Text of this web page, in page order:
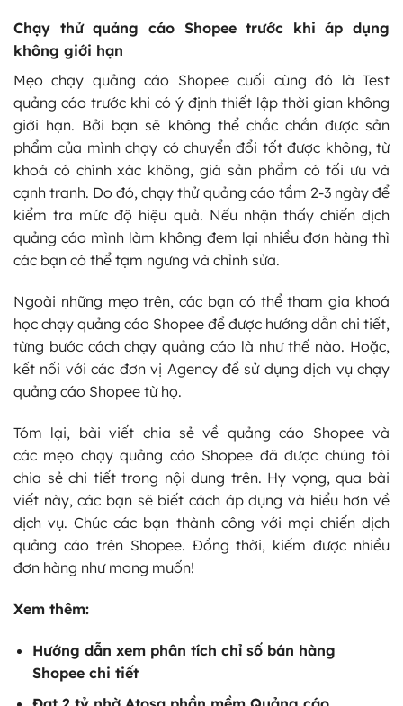
Chạy thử quảng cáo Shopee trước khi áp dụng
không giới hạn
Mẹo chạy quảng cáo Shopee cuối cùng đó là Test
quảng cáo trước khi có ý định thiết lập thời gian không
giới hạn. Bởi bạn sẽ không thể chắc chắn được sản
phẩm của mình chạy có chuyển đổi tốt được không, từ
khoá có chính xác không, giá sản phẩm có tối ưu và
cạnh tranh. Do đó, chạy thử quảng cáo tầm 2-3 ngày để
kiểm tra mức độ hiệu quả. Nếu nhận thấy chiến dịch
quảng cáo mình làm không đem lại nhiều đơn hàng thì
các bạn có thể tạm ngưng và chỉnh sửa.
Ngoài những mẹo trên, các bạn có thể tham gia khoá
học chạy quảng cáo Shopee để được hướng dẫn chi tiết,
từng bước cách chạy quảng cáo là như thế nào. Hoặc,
kết nối với các đơn vị Agency để sử dụng dịch vụ chạy
quảng cáo Shopee từ họ.
Tóm lại, bài viết chia sẻ về quảng cáo Shopee và
các mẹo chạy quảng cáo Shopee đã được chúng tôi
chia sẻ chi tiết trong nội dung trên. Hy vọng, qua bài
viết này, các bạn sẽ biết cách áp dụng và hiểu hơn về
dịch vụ. Chúc các bạn thành công với mọi chiến dịch
quảng cáo trên Shopee. Đồng thời, kiếm được nhiều
đơn hàng như mong muốn!
Xem thêm:
Hướng dẫn xem phân tích chỉ số bán hàng
Shopeechi tiết